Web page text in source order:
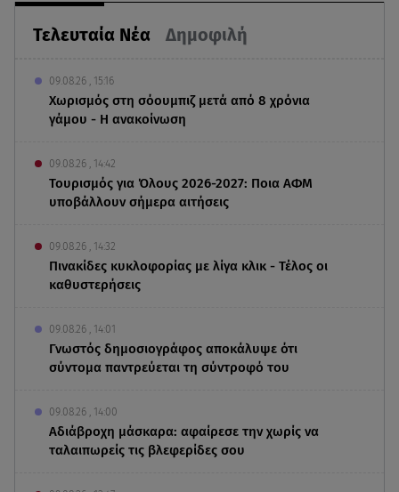
Τελευταία Νέα Δημοφιλή
09.08.26 , 15:16
Χωρισμός στη σόουμπιζ μετά από 8 χρόνια
γάμου - Η ανακοίνωση
09.08.26 , 14:42
Τουρισμός για Όλους 2026-2027: Ποια ΑΦΜ
υποβάλλουν σήμερα αιτήσεις
09.08.26 , 14:32
Πινακίδες κυκλοφορίας με λίγα κλικ - Τέλος οι
καθυστερήσεις
09.08.26 , 14:01
Γνωστός δημοσιογράφος αποκάλυψε ότι
σύντομα παντρεύεται τη σύντροφό του
09.08.26 , 14:00
Αδιάβροχη μάσκαρα: αφαίρεσε την χωρίς να
ταλαιπωρείς τις βλεφερίδες σου